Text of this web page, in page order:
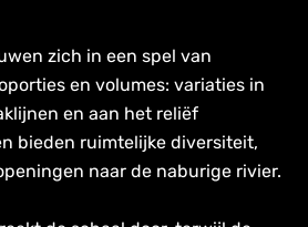
zich in een spel van
en volumes: variaties in
en aan het reliëf
bieden ruimtelijke diversiteit,
naar de naburige rivier.